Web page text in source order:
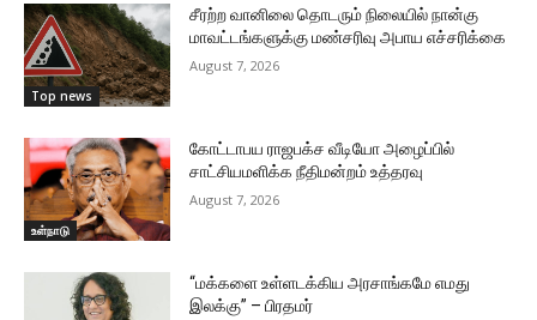
Top news
சீரற்ற வானிலை தொடரும் நிலையில் நான்கு
மாவட்டங்களுக்கு மண்சரிவு அபாய எச்சரிக்கை
August 7, 2026
உள்நாடு
கோட்டாபய ராஜபக்ச வீடியோ அழைப்பில்
சாட்சியமளிக்க நீதிமன்றம் உத்தரவு
August 7, 2026
“மக்களை உள்ளடக்கிய அரசாங்கமே எமது
இலக்கு” – பிரதமர்